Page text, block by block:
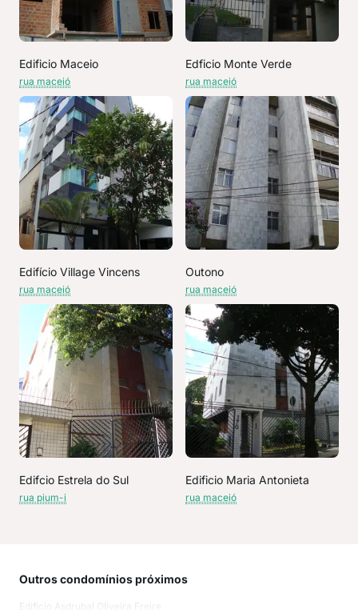
Edificio Maceio
rua maceió
Edficio Monte Verde
rua maceió
Edifício Village Vincens
rua maceió
Outono
rua maceió
Edifcio Estrela do Sul
rua pium-i
Edificio Maria Antonieta
rua maceió
Outros condomínios próximos
Edificio Asdrubal Oliveira Freire